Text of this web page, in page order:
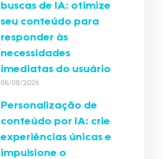
buscas de IA: otimize
seu conteúdo para
responder às
necessidades
imediatas do usuário
06/08/2026
Personalização de
conteúdo por IA: crie
experiências únicas e
impulsione o